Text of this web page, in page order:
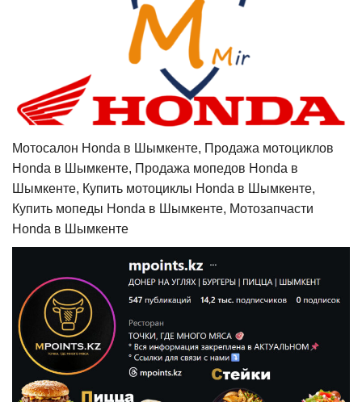
Мотосалон Honda в Шымкенте, Продажа мотоциклов
Honda в Шымкенте, Продажа мопедов Honda в
Шымкенте, Купить мотоциклы Honda в Шымкенте,
Купить мопеды Honda в Шымкенте, Мотозапчасти
Honda в Шымкенте